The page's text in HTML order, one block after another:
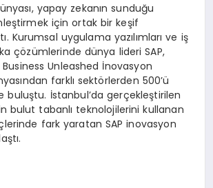
yapay zekanın sunduğu
için ortak bir keşif
Kurumsal uygulama yazılımları ve iş
çözümlerinde dünya lideri SAP,
Unleashed İnovasyon
farklı sektörlerden 500’ü
buluştu. İstanbul’da gerçekleştirilen
bulut tabanlı teknolojilerini kullanan
fark yaratan SAP inovasyon